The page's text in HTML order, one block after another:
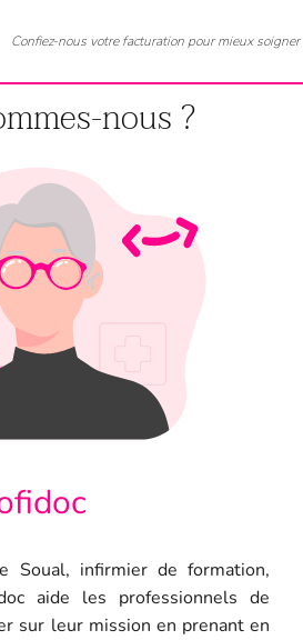
Confiez-nous votre facturation pour mieux
nous ?
Soual, infirmier de formation,
aide les professionnels de
sur leur mission en prenant en